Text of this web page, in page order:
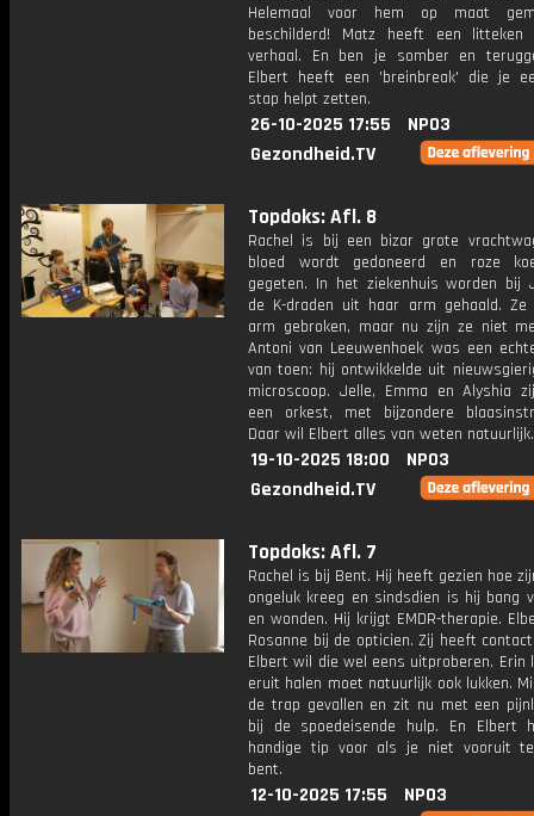
Helemaal voor hem op maat
beschilderd! Matz heeft een
verhaal. En ben je somber en
Elbert heeft een 'breinbreak' die je
stap helpt zetten.
26-10-2025 17:55
NPO3
Gezondheid.TV
Topdoks: Afl. 8
Rachel is bij een bizar grote
bloed wordt gedoneerd en roze
gegeten. In het ziekenhuis worden bij
de K-draden uit haar arm gehaald. Ze
arm gebroken, maar nu zijn ze niet
Antoni van Leeuwenhoek was een
van toen: hij ontwikkelde uit
microscoop. Jelle, Emma en Alyshia
een orkest, met bijzondere
Daar wil Elbert alles van weten natuurlijk.
19-10-2025 18:00
NPO3
Gezondheid.TV
Topdoks: Afl. 7
Rachel is bij Bent. Hij heeft gezien hoe
ongeluk kreeg en sindsdien is hij bang
en wonden. Hij krijgt EMDR-therapie.
Rosanne bij de opticien. Zij heeft
Elbert wil die wel eens uitproberen. Erin
eruit halen moet natuurlijk ook lukken.
de trap gevallen en zit nu met een
bij de spoedeisende hulp. En Elbert
handige tip voor als je niet vooruit
bent.
12-10-2025 17:55
NPO3